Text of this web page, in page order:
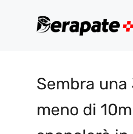
Sembra
meno di